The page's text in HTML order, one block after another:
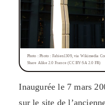
Photo : Photo : Fabien1309, via Wikimedia
Share Alike 2.0 France (CC BY-SA 2.0 FR)
Inaugurée le 7 mars
sur le site de